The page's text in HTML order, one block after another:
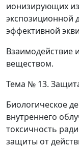
ионизирующих
экспозиционной
эффективной
Взаимодействие
веществом.
Тема № 13.
Биологическое
внутреннего
токсичность
защиты от